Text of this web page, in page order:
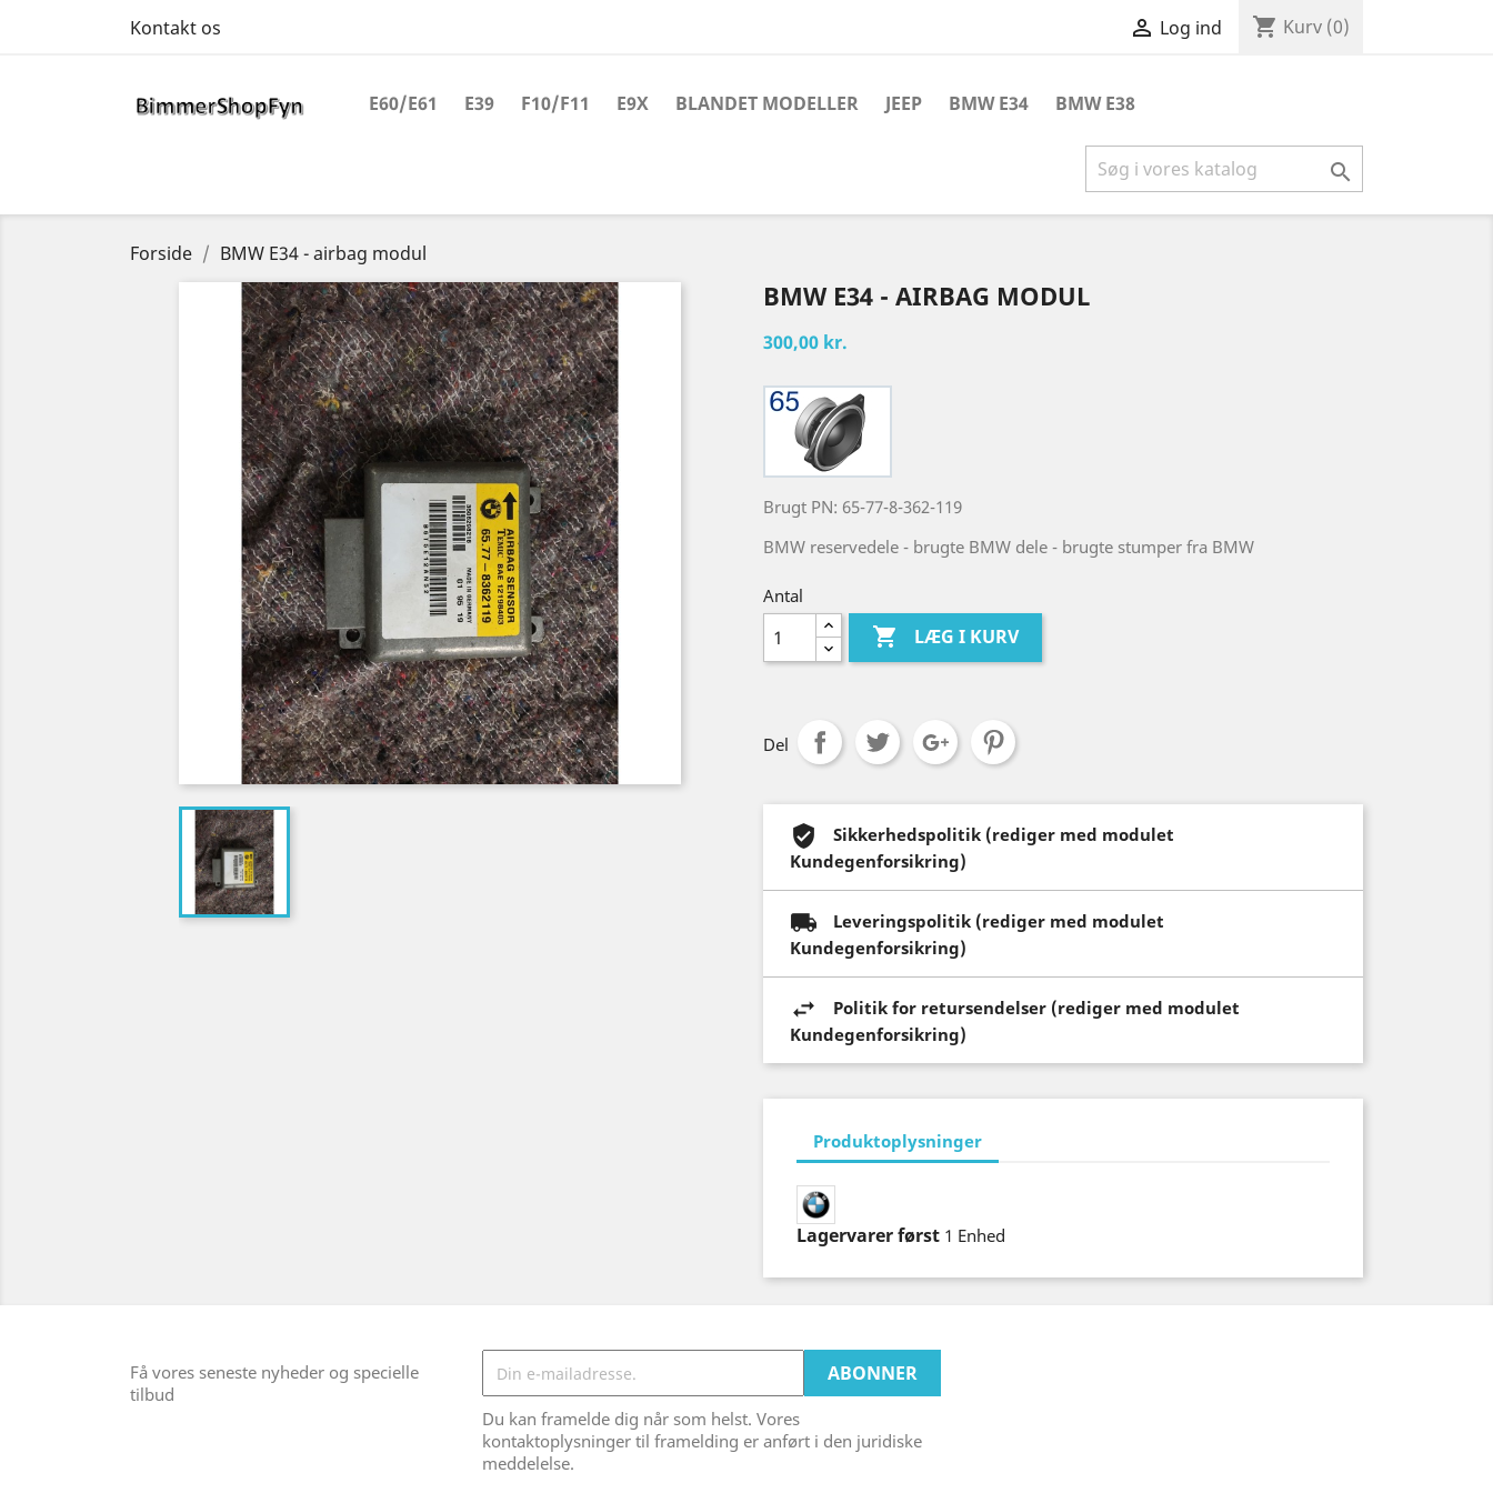
Kontakt os  Log ind shopping_cart Kurv (0)
E60/E61 E39 F10/F11 E9X BLANDET MODELLER JEEP BMW E34 BMW E38

Forside BMW E34 - airbag modul
BMW E34 - AIRBAG MODUL
300,00 kr.
Brugt PN: 65-77-8-362-119
BMW reservedele - brugte BMW dele - brugte stumper fra BMW
Antal
 LÆG I KURV
Del
Sikkerhedspolitik (rediger med modulet
Kundegenforsikring)
Leveringspolitik (rediger med modulet
Kundegenforsikring)
Politik for retursendelser (rediger med modulet
Kundegenforsikring)
Produktoplysninger
Lagervarer først 1 Enhed
Få vores seneste nyheder og specielle
tilbud
Du kan framelde dig når som helst. Vores
kontaktoplysninger til framelding er anført i den juridiske
meddelelse.